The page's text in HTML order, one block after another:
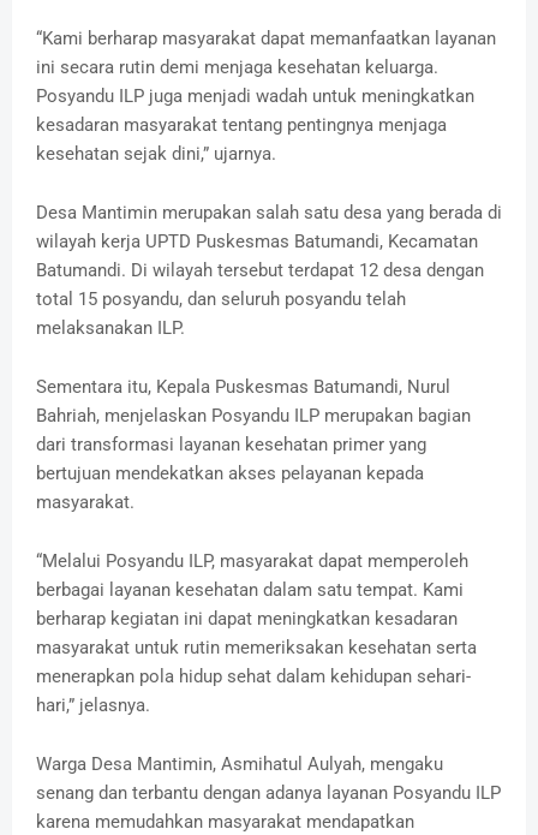
“Kami berharap masyarakat dapat memanfaatkan layanan
ini secara rutin demi menjaga kesehatan keluarga.
Posyandu ILP juga menjadi wadah untuk meningkatkan
kesadaran masyarakat tentang pentingnya menjaga
kesehatan sejak dini,” ujarnya.
Desa Mantimin merupakan salah satu desa yang berada di
wilayah kerja UPTD Puskesmas Batumandi, Kecamatan
Batumandi. Di wilayah tersebut terdapat 12 desa dengan
total 15 posyandu, dan seluruh posyandu telah
melaksanakan ILP.
Sementara itu, Kepala Puskesmas Batumandi, Nurul
Bahriah, menjelaskan Posyandu ILP merupakan bagian
dari transformasi layanan kesehatan primer yang
bertujuan mendekatkan akses pelayanan kepada
masyarakat.
“Melalui Posyandu ILP, masyarakat dapat memperoleh
berbagai layanan kesehatan dalam satu tempat. Kami
berharap kegiatan ini dapat meningkatkan kesadaran
masyarakat untuk rutin memeriksakan kesehatan serta
menerapkan pola hidup sehat dalam kehidupan sehari-
hari,” jelasnya.
Warga Desa Mantimin, Asmihatul Aulyah, mengaku
senang dan terbantu dengan adanya layanan Posyandu ILP
karena memudahkan masyarakat mendapatkan